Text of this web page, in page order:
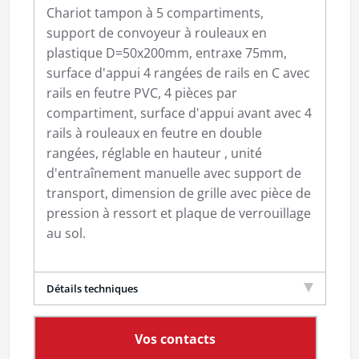
Chariot tampon à 5 compartiments,
support de convoyeur à rouleaux en
plastique D=50x200mm, entraxe 75mm,
surface d'appui 4 rangées de rails en C avec
rails en feutre PVC, 4 pièces par
compartiment, surface d'appui avant avec 4
rails à rouleaux en feutre en double
rangées, réglable en hauteur , unité
d'entraînement manuelle avec support de
transport, dimension de grille avec pièce de
pression à ressort et plaque de verrouillage
au sol.
Détails techniques
Vos contacts